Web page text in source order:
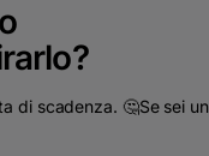
di scadenza. 🤔Se sei un